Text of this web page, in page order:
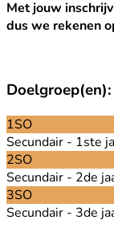
Met jouw
dus we rekenen
Doelgroep(en):
1SO
Secundair - 1ste
2SO
Secundair - 2de
3SO
Secundair - 3de